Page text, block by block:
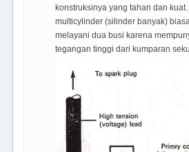
konstruksinya yang tahan dan
multicylinder (silinder banyak)
melayani dua busi karena
tegangan tinggi dari kumparan